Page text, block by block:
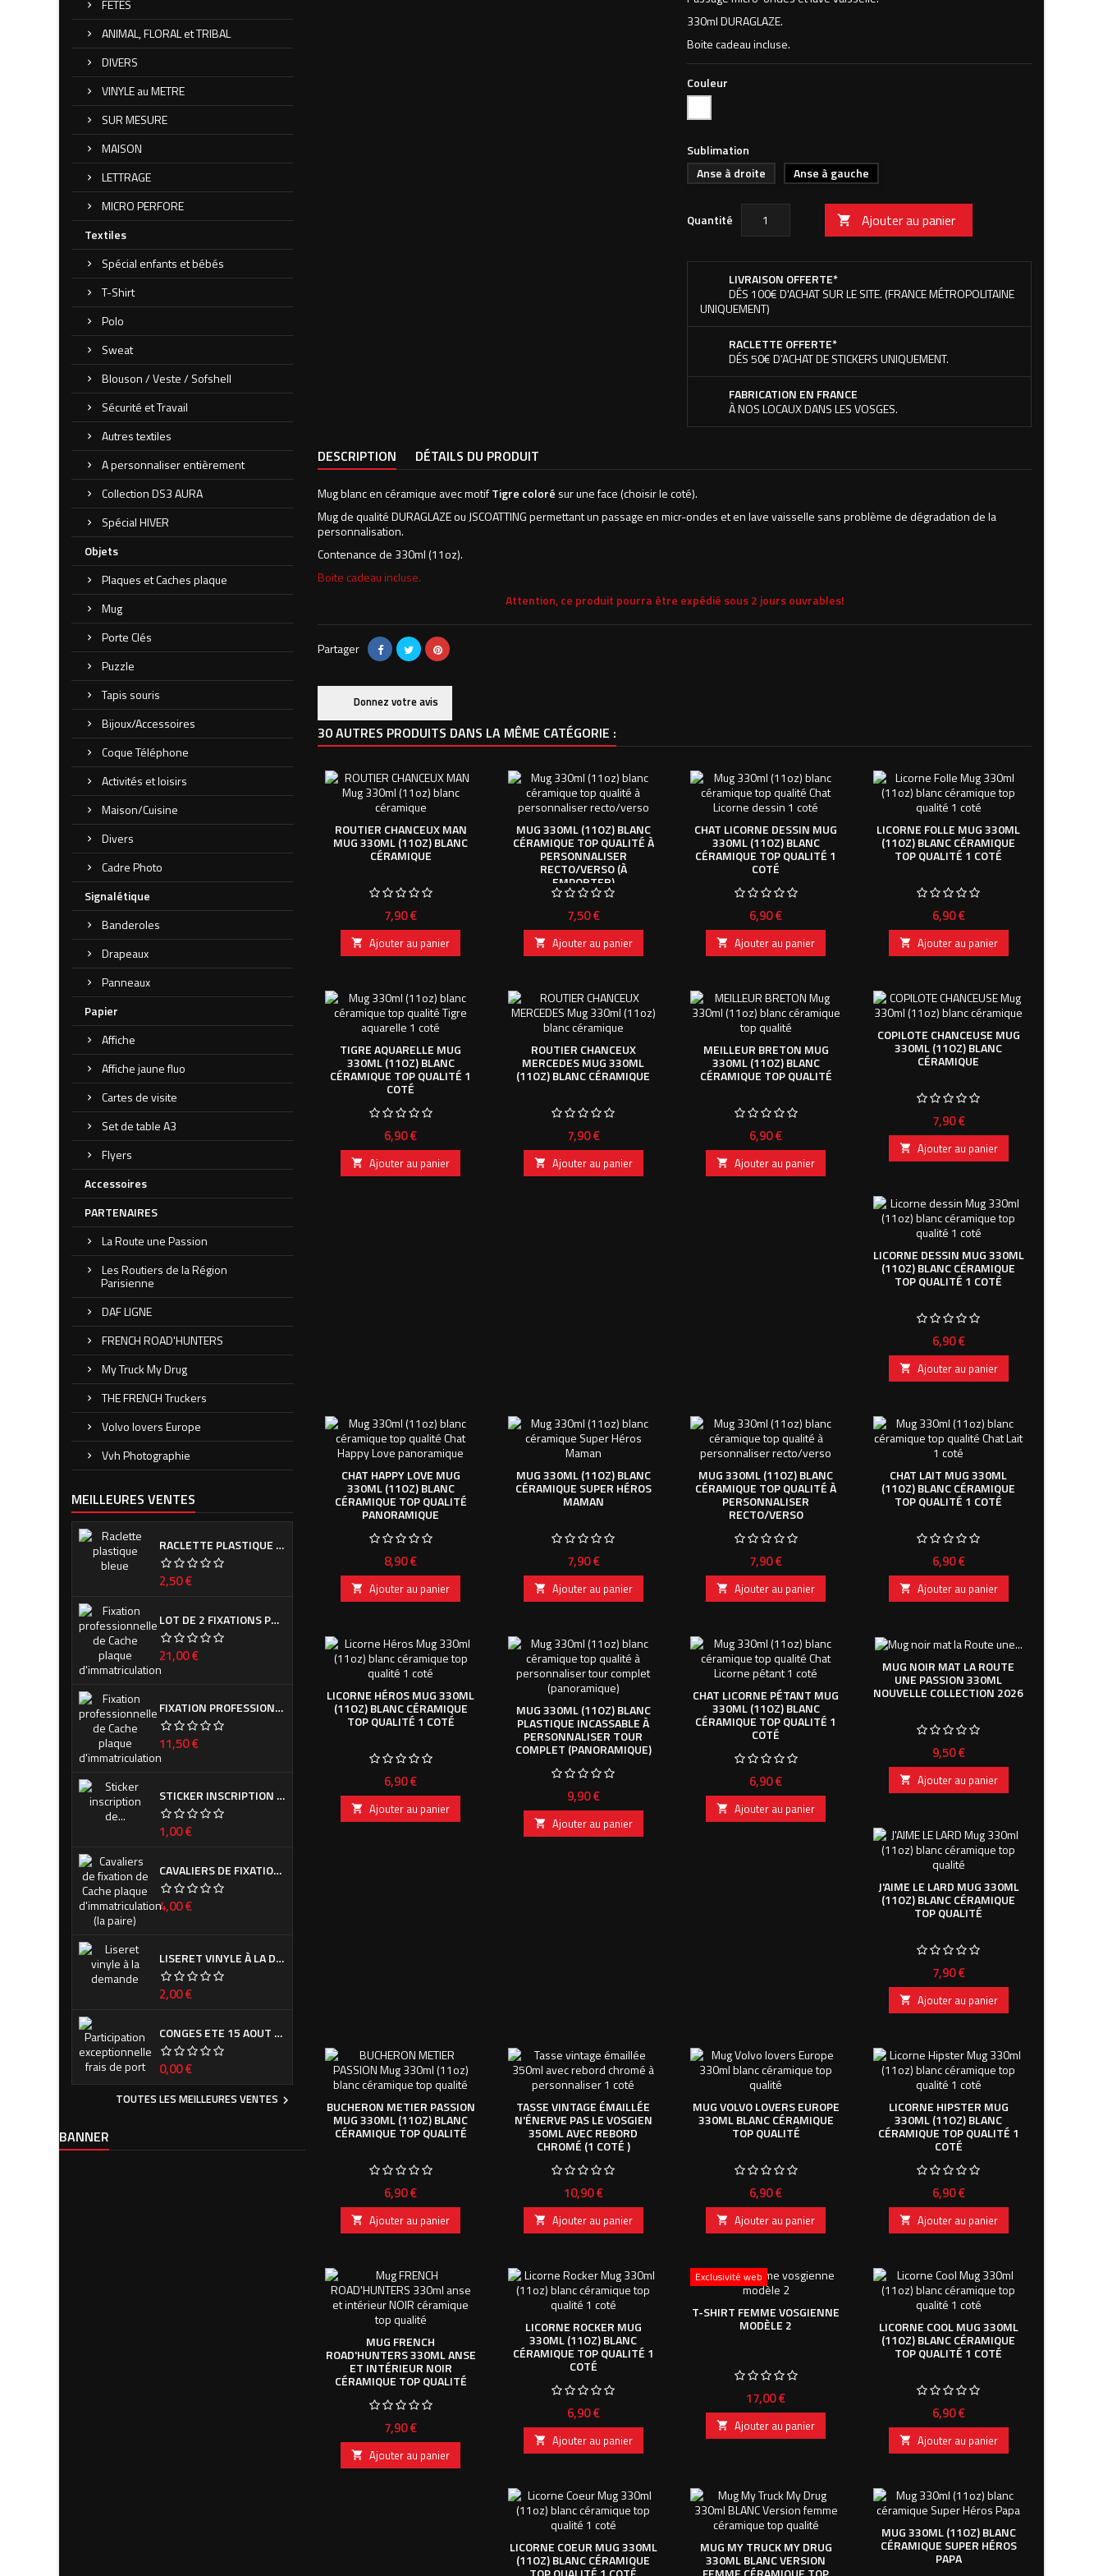
FETES
ANIMAL, FLORAL et TRIBAL
DIVERS
VINYLE au METRE
SUR MESURE
MAISON
LETTRAGE
MICRO PERFORE
Textiles
Spécial enfants et bébés
T-Shirt
Polo
Sweat
Blouson / Veste / Sofshell
Sécurité et Travail
Autres textiles
A personnaliser entièrement
Collection DS3 AURA
Spécial HIVER
Objets
Plaques et Caches plaque
Mug
Porte Clés
Puzzle
Tapis souris
Bijoux/Accessoires
Coque Téléphone
Activités et loisirs
Maison/Cuisine
Divers
Cadre Photo
Signalétique
Banderoles
Drapeaux
Panneaux
Papier
Affiche
Affiche jaune fluo
Cartes de visite
Set de table A3
Flyers
Accessoires
PARTENAIRES
La Route une Passion
Les Routiers de la Région
Parisienne
DAF LIGNE
FRENCH ROAD'HUNTERS
My Truck My Drug
THE FRENCH Truckers
Volvo lovers Europe
Vvh Photographie
MEILLEURES VENTES
RACLETTE PLASTIQUE BLEUE (OU VERTE SUIVANT ARRIVAGE)
Prix
2,50 €
LOT DE 2 FIXATIONS PROFESSIONNELLES DE CACHE PLAQUE D'IMMATRICULATION
Prix
21,00 €
FIXATION PROFESSIONNELLE DE CACHE PLAQUE D'IMMATRICULATION
Prix
11,50 €
STICKER INSCRIPTION DE CALANDRE PEUGEOT POUR 308 PHASE I ET II
Prix
1,00 €
CAVALIERS DE FIXATION DE CACHE PLAQUE D'IMMATRICULATION (LA PAIRE)
Prix
4,00 €
LISERET VINYLE À LA DEMANDE
Prix
2,00 €
CONGES ETE 15 AOUT - 7 SEPTEMBRE
Prix
0,00 €
TOUTES LES MEILLEURES VENTES 
BANNER
330ml DURAGLAZE.
Boite cadeau incluse.
Couleur
Blanc
Sublimation
Anse à droite
Anse à gauche
Quantité  Ajouter au panier
LIVRAISON OFFERTE*
DÉS 100€ D'ACHAT SUR LE SITE. (FRANCE MÉTROPOLITAINE
UNIQUEMENT)
RACLETTE OFFERTE*
DÉS 50€ D'ACHAT DE STICKERS UNIQUEMENT.
FABRICATION EN FRANCE
À NOS LOCAUX DANS LES VOSGES.
DESCRIPTION DÉTAILS DU PRODUIT
Mug blanc en céramique avec motifTigre coloré sur une face (choisir le coté).
Mug de qualité DURAGLAZE ou JSCOATTING permettant un passage en micr-ondes et en lave vaisselle sans problème de dégradation de la
personnalisation.
Contenance de 330ml (11oz).
Boite cadeau incluse.
Attention, ce produit pourra être expédié sous 2 jours ouvrables!
Partager
Donnez votre avis
30 AUTRES PRODUITS DANS LA MÊME CATÉGORIE :
ROUTIER CHANCEUX MAN
MUG 330ML (11OZ) BLANC
CÉRAMIQUE
Prix
7,90 €
 Ajouter au panier
MUG 330ML (11OZ) BLANC
CÉRAMIQUE TOP QUALITÉ À
PERSONNALISER
RECTO/VERSO (À
EMPORTER)
Prix
7,50 €
 Ajouter au panier
CHAT LICORNE DESSIN MUG
330ML (11OZ) BLANC
CÉRAMIQUE TOP QUALITÉ 1
COTÉ
Prix
6,90 €
 Ajouter au panier
LICORNE FOLLE MUG 330ML
(11OZ) BLANC CÉRAMIQUE
TOP QUALITÉ 1 COTÉ
Prix
6,90 €
 Ajouter au panier
TIGRE AQUARELLE MUG
330ML (11OZ) BLANC
CÉRAMIQUE TOP QUALITÉ 1
COTÉ
Prix
6,90 €
 Ajouter au panier
ROUTIER CHANCEUX
MERCEDES MUG 330ML
(11OZ) BLANC CÉRAMIQUE
Prix
7,90 €
 Ajouter au panier
MEILLEUR BRETON MUG
330ML (11OZ) BLANC
CÉRAMIQUE TOP QUALITÉ
Prix
6,90 €
 Ajouter au panier
COPILOTE CHANCEUSE MUG
330ML (11OZ) BLANC
CÉRAMIQUE
Prix
7,90 €
 Ajouter au panier
LICORNE DESSIN MUG 330ML
(11OZ) BLANC CÉRAMIQUE
TOP QUALITÉ 1 COTÉ
Prix
6,90 €
 Ajouter au panier
CHAT HAPPY LOVE MUG
330ML (11OZ) BLANC
CÉRAMIQUE TOP QUALITÉ
PANORAMIQUE
Prix
8,90 €
 Ajouter au panier
MUG 330ML (11OZ) BLANC
CÉRAMIQUE SUPER HÉROS
MAMAN
Prix
7,90 €
 Ajouter au panier
MUG 330ML (11OZ) BLANC
CÉRAMIQUE TOP QUALITÉ À
PERSONNALISER
RECTO/VERSO
Prix
7,90 €
 Ajouter au panier
CHAT LAIT MUG 330ML
(11OZ) BLANC CÉRAMIQUE
TOP QUALITÉ 1 COTÉ
Prix
6,90 €
 Ajouter au panier
LICORNE HÉROS MUG 330ML
(11OZ) BLANC CÉRAMIQUE
TOP QUALITÉ 1 COTÉ
Prix
6,90 €
 Ajouter au panier
MUG 330ML (11OZ) BLANC
PLASTIQUE INCASSABLE À
PERSONNALISER TOUR
COMPLET (PANORAMIQUE)
Prix
9,90 €
 Ajouter au panier
CHAT LICORNE PÉTANT MUG
330ML (11OZ) BLANC
CÉRAMIQUE TOP QUALITÉ 1
COTÉ
Prix
6,90 €
 Ajouter au panier
MUG NOIR MAT LA ROUTE
UNE PASSION 330ML
NOUVELLE COLLECTION 2026
Prix
9,50 €
 Ajouter au panier
J'AIME LE LARD MUG 330ML
(11OZ) BLANC CÉRAMIQUE
TOP QUALITÉ
Prix
7,90 €
 Ajouter au panier
BUCHERON METIER PASSION
MUG 330ML (11OZ) BLANC
CÉRAMIQUE TOP QUALITÉ
Prix
6,90 €
 Ajouter au panier
TASSE VINTAGE ÉMAILLÉE
N'ÉNERVE PAS LE VOSGIEN
350ML AVEC REBORD
CHROMÉ (1 COTÉ )
Prix
10,90 €
 Ajouter au panier
MUG VOLVO LOVERS EUROPE
330ML BLANC CÉRAMIQUE
TOP QUALITÉ
Prix
6,90 €
 Ajouter au panier
LICORNE HIPSTER MUG
330ML (11OZ) BLANC
CÉRAMIQUE TOP QUALITÉ 1
COTÉ
Prix
6,90 €
 Ajouter au panier
MUG FRENCH
ROAD'HUNTERS 330ML ANSE
ET INTÉRIEUR NOIR
CÉRAMIQUE TOP QUALITÉ
Prix
7,90 €
 Ajouter au panier
LICORNE ROCKER MUG
330ML (11OZ) BLANC
CÉRAMIQUE TOP QUALITÉ 1
COTÉ
Prix
6,90 €
 Ajouter au panier
Exclusivité web
T-SHIRT FEMME VOSGIENNE
MODÈLE 2
Prix
17,00 €
 Ajouter au panier
LICORNE COOL MUG 330ML
(11OZ) BLANC CÉRAMIQUE
TOP QUALITÉ 1 COTÉ
Prix
6,90 €
 Ajouter au panier
LICORNE COEUR MUG 330ML
(11OZ) BLANC CÉRAMIQUE
MUG MY TRUCK MY DRUG
330ML BLANC VERSION
MUG 330ML (11OZ) BLANC
CÉRAMIQUE SUPER HÉROS
PAPA